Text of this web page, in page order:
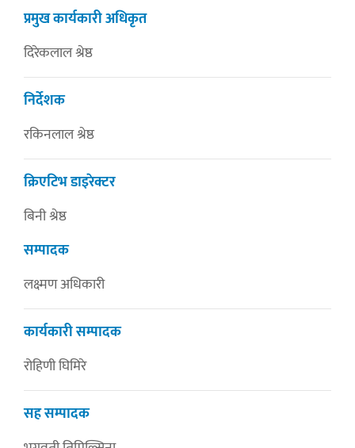
प्रमुख कार्यकारी अधिकृत
दिरेकलाल श्रेष्ठ
निर्देशक
रकिनलाल श्रेष्ठ
क्रिएटिभ डाइरेक्टर
बिनी श्रेष्ठ
सम्पादक
लक्ष्मण अधिकारी
कार्यकारी सम्पादक
रोहिणी घिमिरे
सह सम्पादक